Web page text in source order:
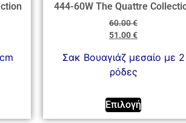
444-60W The Quattre
60.00€
51.00€
Σακ Βουαγιάζ μεσαίο με 2
ρόδες
Επιλογή